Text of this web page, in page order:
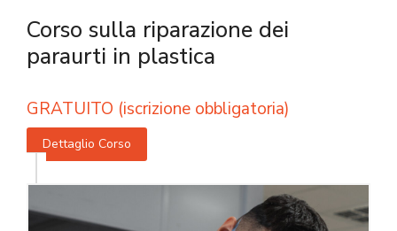
Corso sulla riparazione dei
paraurti in plastica
GRATUITO (iscrizione obbligatoria)
Dettaglio Corso